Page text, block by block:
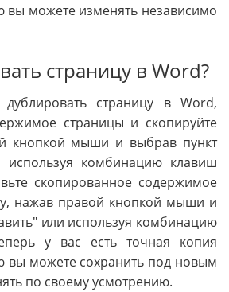
вы можете изменять независимо
страницу в Word?
страницу в Word,
страницы и скопируйте
кнопкой мыши и выбрав пункт
используя комбинацию клавиш
скопированное содержимое
нажав правой кнопкой мыши и
или используя комбинацию
у вас есть точная копия
вы можете сохранить под новым
по своему усмотрению.